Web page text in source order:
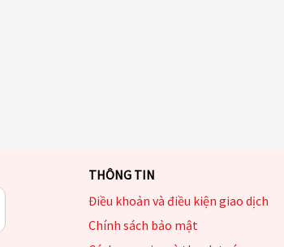
THÔNG TIN
Điều khoản và điều kiện giao dịch
Chính sách bảo mật